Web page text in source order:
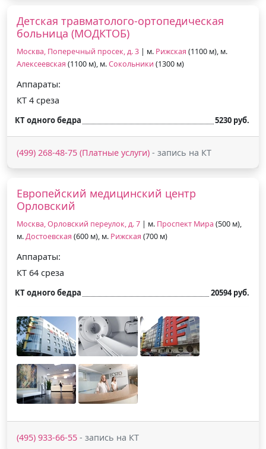
Детская травматолого-ортопедическая
больница (МОДКТОБ)
Москва, Поперечный просек, д. 3 | м. Рижская (1100 м), м.
Алексеевская (1100 м), м.Сокольники (1300 м)
Аппараты:
КТ 4 среза
КТ одного бедра 5230 руб.
(499) 268-48-75 (Платные услуги) - запись на КТ
Европейский медицинский центр
Орловский
Москва, Орловский переулок, д. 7 | м. Проспект Мира (500 м),
м.Достоевская (600 м), м. Рижская (700 м)
Аппараты:
КТ 64 среза
КТ одного бедра 20594 руб.
(495) 933-66-55 - запись на КТ